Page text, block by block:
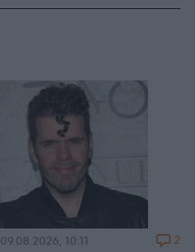
09.08.2026, 10:11 2